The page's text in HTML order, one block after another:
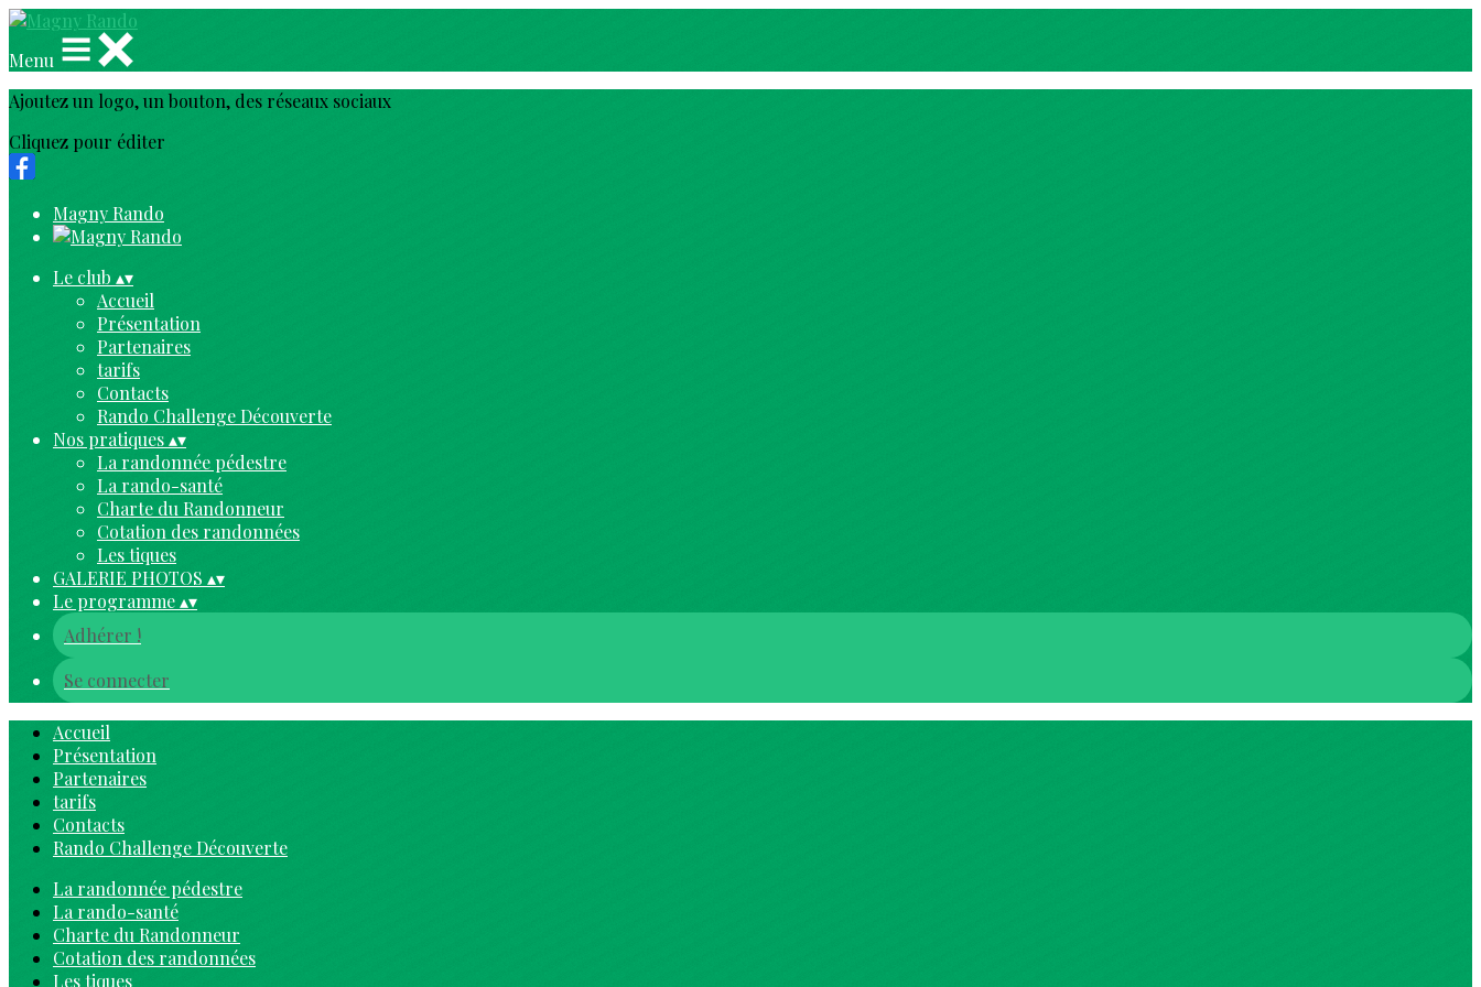
Menu
Ajoutez un logo, un bouton, des réseaux sociaux
Cliquez pour éditer
Magny Rando
Le club ▴▾
Accueil
Présentation
Partenaires
tarifs
Contacts
Rando Challenge Découverte
Nos pratiques▴▾
La randonnée pédestre
La rando-santé
Charte du Randonneur
Cotation des randonnées
Les tiques
GALERIE PHOTOS ▴▾
Le programme▴▾
Adhérer !
Se connecter
Accueil
Présentation
Partenaires
tarifs
Contacts
Rando Challenge Découverte
La randonnée pédestre
La rando-santé
Charte du Randonneur
Cotation des randonnées
Les tiques